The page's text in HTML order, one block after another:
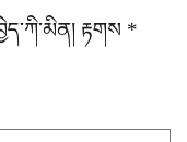
རྟགས *